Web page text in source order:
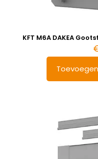
KFT M6A DAKEA